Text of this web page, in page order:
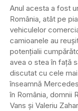
Anul acesta a fost
România, atât pe
vehiculelor
camioanele au
potențialii
avea o stea în față
discutat cu cele
înseamnă
în România, domnii
Vans și Valeriu